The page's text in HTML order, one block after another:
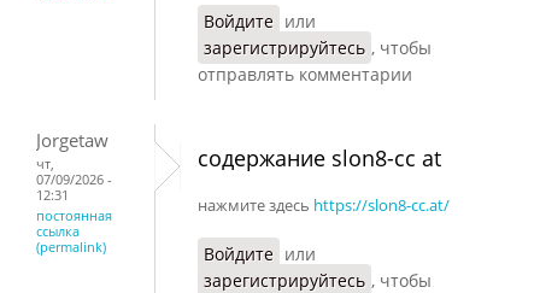
Войдите или
зарегистрируйтесь , чтобы
отправлять комментарии
Jorgetaw
чт,
07/09/2026 -
12:31
постоянная
ссылка
(permalink)
содержание slon8-cc at
нажмите здесь https://slon8-cc.at/
Войдите или
зарегистрируйтесь , чтобы